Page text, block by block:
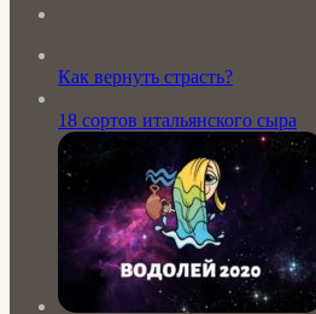
Как вернуть страсть?
18 сортов итальянского сыра